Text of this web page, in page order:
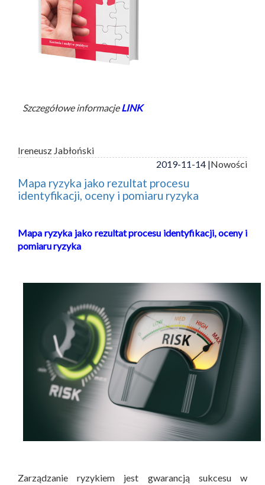
Szczegółowe informacjeLINK
Ireneusz Jabłoński
2019-11-14 |Nowości
Mapa ryzyka jako rezultat procesu
identyfikacji, oceny i pomiaru ryzyka
Mapa ryzyka jako rezultat procesu identyfikacji, oceny i
pomiaru ryzyka
Zarządzanie ryzykiem jest gwarancją sukcesu w